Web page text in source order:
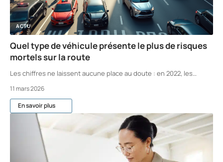
ACTU
Quel type de véhicule présente le plus de risques
mortels sur la route
Les chiffres ne laissent aucune place au doute : en 2022, les…
11 mars 2026
En savoir plus